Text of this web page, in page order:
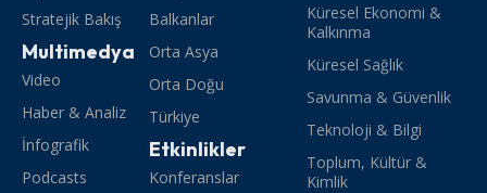
Stratejik Bakış
Multimedya
Video
Haber & Analiz
İnfografik
Podcasts
Balkanlar
Orta Asya
Orta Doğu
Türkiye
Etkinlikler
Konferanslar
Küresel Ekonomi &
Kalkınma
Küresel Sağlık
Savunma & Güvenlik
Teknoloji & Bilgi
Toplum, Kültür &
Kimlik